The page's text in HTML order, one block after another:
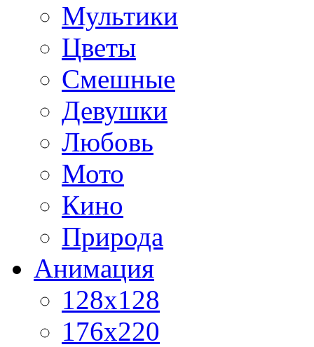
Мультики
Цветы
Смешные
Девушки
Любовь
Мото
Кино
Природа
Анимация
128x128
176x220